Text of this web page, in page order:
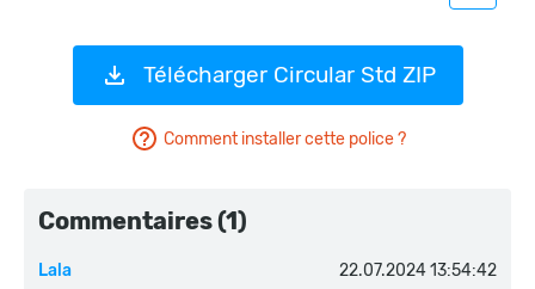
Télécharger Circular Std ZIP
Comment installer cette police ?
Commentaires (1)
Lala
22.07.2024 13:54:42